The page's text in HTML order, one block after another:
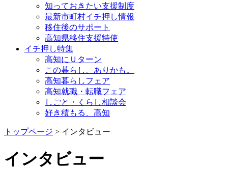
知っておきたい支援制度
最新市町村イチ押し情報
移住後のサポート
高知県移住支援特使
イチ押し特集
高知にＵターン
この暮らし、ありかも。
高知暮らしフェア
高知就職・転職フェア
しごと・くらし相談会
好き積もる、高知
トップページ > インタビュー
インタビュー